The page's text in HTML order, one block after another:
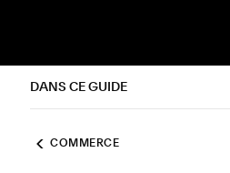
DANS CE GUIDE
COMMERCE